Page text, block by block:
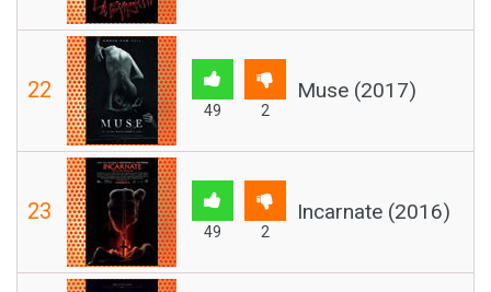
22
49 2
Muse (2017)
23
49 2
Incarnate (2016)